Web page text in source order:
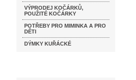
VÝPRODEJ KOČÁRKŮ,
POUŽITÉ KOČÁRKY
POTŘEBY PRO MIMINKA A PRO
DĚTI
DÝMKY KUŘÁCKÉ